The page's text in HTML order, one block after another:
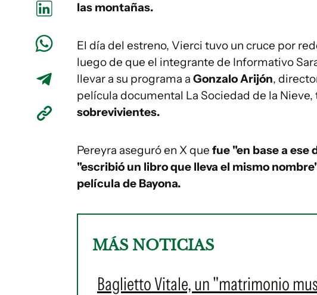
las montañas.
El día del estreno, Vierci tuvo un cruce por
luego de que el integrante de Informativo
llevar a su programa a Gonzalo Arijón,
película documental La Sociedad de la Nieve,
sobrevivientes.
Pereyra aseguró en X que fue "en base a
"escribió un libro que lleva el mismo
película de Bayona.
MÁS NOTICIAS
Baglietto Vitale, un "matrimonio